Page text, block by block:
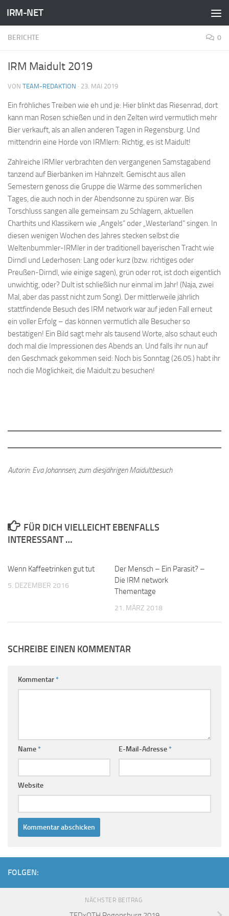
Zum Inhalt springen
IRM-NET
BERICHTE 0
IRM Maidult 2019
VON TEAM-REDAKTION · 23. MAI 2019
Ein fröhliches Treiben wie eh und je: Hier blinkt das Riesenrad, dort
kann man Rosen schießen und in den Zelten wird vermutlich mehr
Bier verkauft, als an allen anderen Tagen in Regensburg. Und
mittendrin eine Horde von IRMlern: Richtig, es ist Maidult!
Zahlreiche IRMler verbrachten den vergangenen Samstagabend
tanzend auf Bierbänken im Hahnzelt. Gemischt aus allen
Semestern genoss die Gruppe die Wärme des sommerlichen
Tages, die auch noch in der Abendsonne zu spüren war. Bis
Torschluss sangen alle gemeinsam zu Schlagern, aktuellen
Charthits und Klassikern wie „Angels“ oder „Westerland“ singen. In
diesen wenigen Wochen des Jahres stecken selbst die
Weltenbummler-IRMler in der traditionell bayerischen Tracht wie
Dirndl und Lederhosen: Lang oder kurz (bzw. richtiges oder
Preußen-Dirndl, wie einige sagen), grün oder rot, ist doch eigentlich
unwichtig, oder? Dult ist schließlich nur einmal im Jahr! (Naja, zwei
Mal, aber das passt nicht zum Song). Der mittlerweile jährlich
stattfindende Besuch des IRM network war auf jeden Fall erneut
ein voller Erfolg – das können vermutlich alle Besucher so
bestätigen! Ein Bild sagt mehr als tausend Worte, also schaut euch
doch mal die Impressionen des Abends an. Und falls ihr nun auf
den Geschmack gekommen seid: Noch bis Sonntag (26.05.) habt ihr
noch die Möglichkeit, die Maidult zu besuchen!
Autorin: Eva Johannsen, zum diesjährigen Maidultbesuch
FÜR DICH VIELLEICHT EBENFALLS
INTERESSANT …
Wenn Kaffeetrinken gut tut
5. DEZEMBER 2016
Der Mensch – Ein Parasit? –
Die IRM network
Thementage
21. MÄRZ 2018
SCHREIBE EINEN KOMMENTAR
Kommentar*
Name* E-Mail-Adresse*
Website
FOLGEN:
NÄCHSTER BEITRAG